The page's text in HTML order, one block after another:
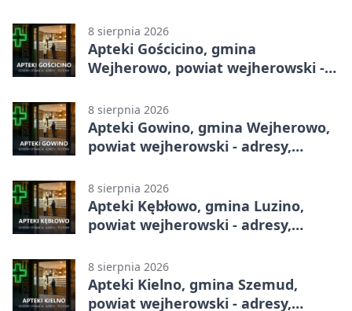
8 sierpnia 2026
Apteki Gościcino, gmina
Wejherowo, powiat wejherowski -
8 sierpnia 2026
Apteki Gowino, gmina Wejherowo,
powiat wejherowski - adresy,
8 sierpnia 2026
Apteki Kębłowo, gmina Luzino,
powiat wejherowski - adresy,
8 sierpnia 2026
Apteki Kielno, gmina Szemud,
powiat wejherowski - adresy,